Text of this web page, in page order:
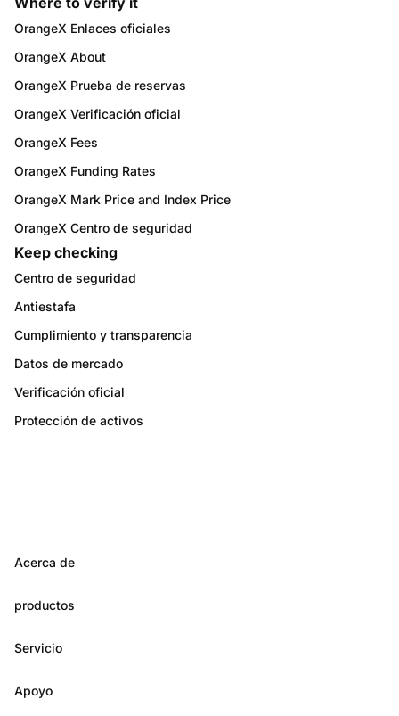
OrangeX Enlaces oficiales
OrangeX About
OrangeX Prueba de reservas
OrangeX Verificación oficial
OrangeX Fees
OrangeX Funding Rates
OrangeX Mark Price and Index Price
OrangeX Centro de seguridad
Keep checking
Centro de seguridad
Antiestafa
Cumplimiento y transparencia
Datos de mercado
Verificación oficial
Protección de activos
Acerca de
productos
Servicio
Apoyo